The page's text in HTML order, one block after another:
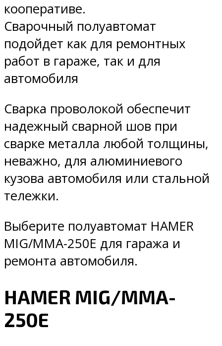
кооперативе.
Сварочный полуавтомат
подойдет как для ремонтных
работ в гараже, так и для
автомобиля
Сварка проволокой обеспечит
надежный сварной шов при
сварке металла любой толщины,
неважно, для алюминиевого
кузова автомобиля или стальной
тележки.
Выберите полуавтомат HAMER
MIG/MMA-250E для гаража и
ремонта автомобиля.
HAMER MIG/MMA-
250E